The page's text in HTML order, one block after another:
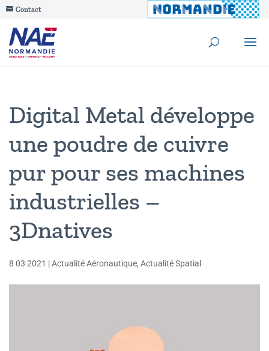
Contact
Digital Metal développe
une poudre de cuivre
pur pour ses machines
industrielles –
3Dnatives
8 03 2021 |Actualité Aéronautique, Actualité Spatial